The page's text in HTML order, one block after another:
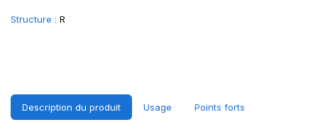
Structure : R
Description du produit Usage Points forts